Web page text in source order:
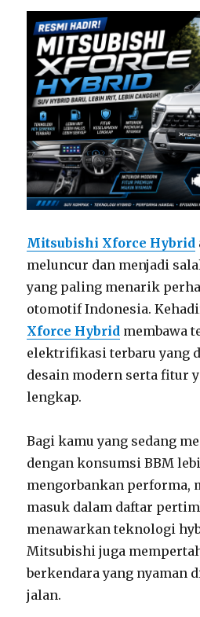
Mitsubishi Xforce Hybrid
meluncur dan menjadi
yang paling menarik
otomotif Indonesia.
Xforce Hybrid membawa
elektrifikasi terbaru yang
desain modern serta fitur
lengkap.
Bagi kamu yang sedang
dengan konsumsi BBM
mengorbankan performa,
masuk dalam daftar
menawarkan teknologi
Mitsubishi juga
berkendara yang nyaman
jalan.